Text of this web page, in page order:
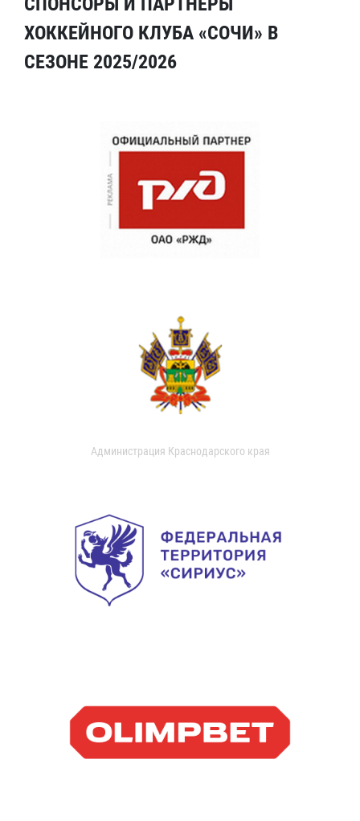
ХОККЕЙНОГО КЛУБА «СОЧИ» В
СЕЗОНЕ 2025/2026
Администрация Краснодарского края